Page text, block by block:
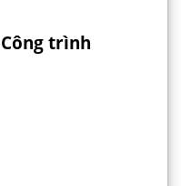
trình